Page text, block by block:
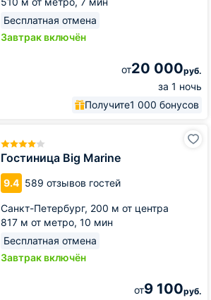
Бесплатная отмена
Завтрак включён
от20 000руб.
за 1 ночь
Получите1 000 бонусов
Гостиница Big Marine
9.4 589 отзывов гостей
Санкт-Петербург, 200 м от центра
817 м от метро, 10 мин
Бесплатная отмена
Завтрак включён
от9 100руб.